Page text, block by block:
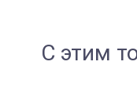
С этим